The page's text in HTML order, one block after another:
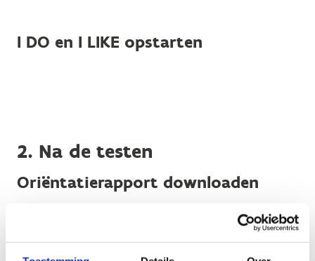
I DO en I LIKE opstarten
2. Na de testen
Oriëntatierapport downloaden
Prestatierapport downloaden